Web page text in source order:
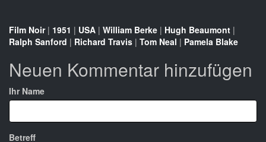
Film Noir| 1951 | USA | William Berke | Hugh Beaumont |
Ralph Sanford | Richard Travis | Tom Neal | Pamela Blake
Neuen Kommentar hinzufügen
Ihr Name
Betreff